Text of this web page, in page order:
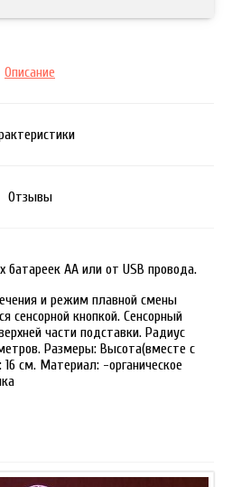
Описание
Отзывы
батареек АА или от USB провода.
и режим плавной смены
сенсорной кнопкой. Сенсорный
части подставки. Радиус
Размеры: Высота(вместе с
см. Материал: -органическое